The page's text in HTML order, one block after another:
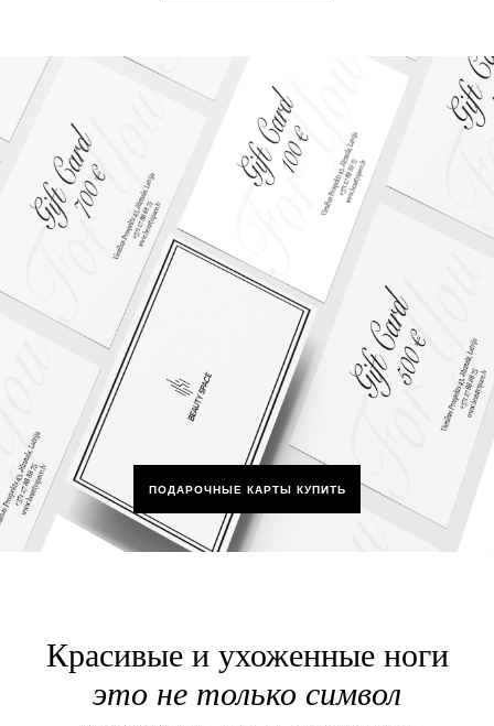
ПОДАРОЧНЫЕ КАРТЫ КУПИТЬ
Красивые и ухоженные ноги
это не только символ